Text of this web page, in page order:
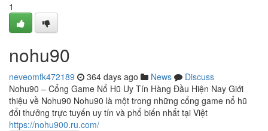
1
nohu90
neveomfk472189 364 days ago News
Discuss
Nohu90 – Cổng Game Nổ Hũ Uy Tín Hàng Đầu Hiện Nay Giới
thiệu về Nohu90 Nohu90 là một trong những cổng game nổ hũ
đổi thưởng trực tuyến uy tín và phổ biến nhất tại Việt
https://nohu900.ru.com/